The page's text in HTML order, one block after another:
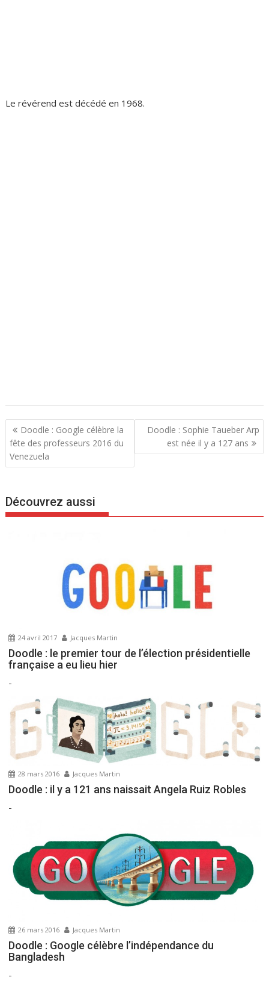
Le révérend est décédé en 1968.
N
a
v
g
a
’
a
r
t
c
Doodle : Google célèbre la
fête des professeurs 2016 du
Venezuela
Doodle : Sophie Taueber Arp
est née il y a 127 ans
Découvrez aussi
24 avril 2017 Jacques Martin
Doodle : le premier tour de l’élection présidentielle
française a eu lieu hier
-
28 mars 2016 Jacques Martin
Doodle : il y a 121 ans naissait Angela Ruiz Robles
-
26 mars 2016 Jacques Martin
Doodle : Google célèbre l’indépendance du
Bangladesh
-